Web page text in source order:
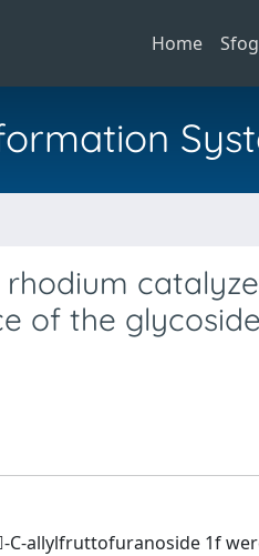
Home
of the
C-allylfruttofuranoside 1f